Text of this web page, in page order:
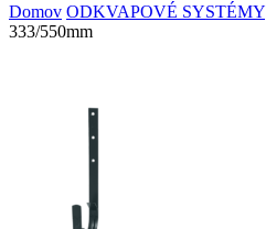
Domov ODKVAPOVÉ SYSTÉMY
333/550mm